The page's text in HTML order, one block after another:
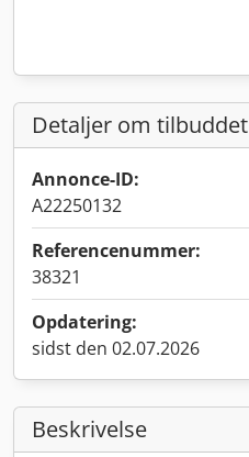
Detaljer om tilbuddet
Annonce-ID:
A22250132
Referencenummer:
38321
Opdatering:
sidst den 02.07.2026
Beskrivelse